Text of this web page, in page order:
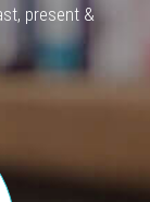
present &